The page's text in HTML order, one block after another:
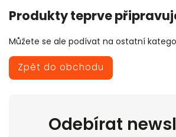
Produkty teprve
Můžete se ale podívat na ostatní
Zpět do obchodu
Odebírat